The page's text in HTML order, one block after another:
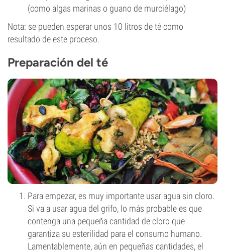
(como algas marinas o guano de murciélago)
Nota: se pueden esperar unos 10 litros de té como
resultado de este proceso.
Preparación del té
Para empezar, es muy importante usar agua sin cloro.
Si va a usar agua del grifo, lo más probable es que
contenga una pequeña cantidad de cloro que
garantiza su esterilidad para el consumo humano.
Lamentablemente, aún en pequeñas cantidades, el